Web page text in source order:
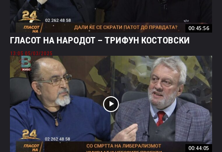
00:45:56
ГЛАСОТ НА НАРОДОТ – ТРИФУН КОСТОВСКИ
05/03/2025 13:05
00:44:05